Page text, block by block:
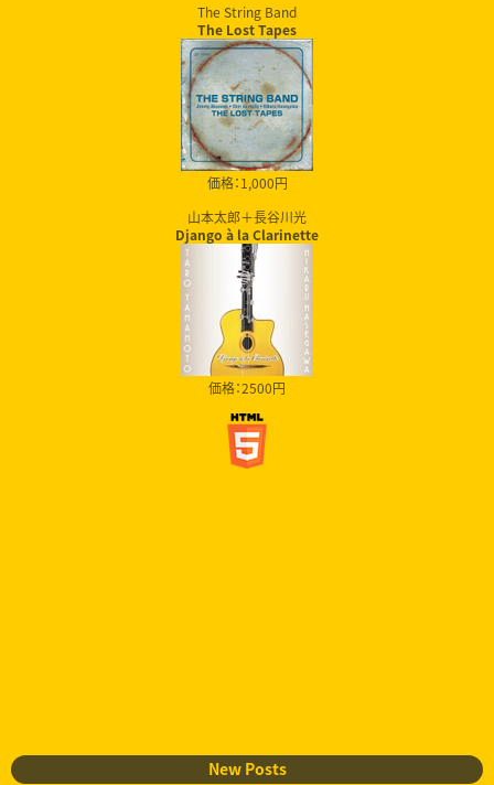
The String Band
The Lost Tapes
価格：1,000円
山本太郎＋長谷川光
Django à la Clarinette
価格：2500円
New Posts